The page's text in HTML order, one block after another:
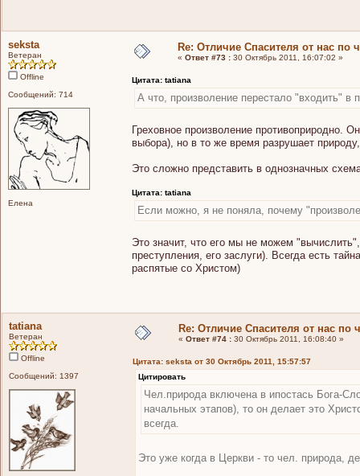
seksta
Ветеран
Offline
Сообщений: 714
Елена
Re: Отличие Спасителя от нас по
« Ответ #73 : 30 Октябрь 2011, 16:07:02 »
Цитата: tatiana
А что, произволение перестало "входить" в
Греховное произволение противоприродно.
выбора), но в то же время разрушает
Это сложно представить в однозначных
Цитата: tatiana
Если можно, я не поняла, почему
Это значит, что его мы не можем
преступления, его заслуги). Всегда есть
распятые со Христом)
tatiana
Ветеран
Offline
Сообщений: 1397
Re: Отличие Спасителя от нас по
« Ответ #74 : 30 Октябрь 2011, 16:08:40 »
Цитата: seksta от 30 Октябрь 2011, 15:57:57
Цитировать
Чел.природа включена в ипостась Бога-
начальных этапов), то он делает это
всегда.
Это уже когда в Церкви - то чел. природа,